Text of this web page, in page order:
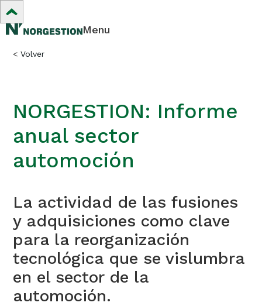
Menu
< Volver
NORGESTION: Informe
anual sector
automoción
La actividad de las fusiones
y adquisiciones como clave
para la reorganización
tecnológica que se vislumbra
en el sector de la
automoción.